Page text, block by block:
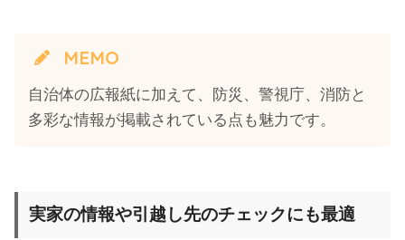
MEMO
自治体の広報紙に加えて、防災、警視庁、消防と
多彩な情報が掲載されている点も魅力です。
実家の情報や引越し先のチェックにも最適